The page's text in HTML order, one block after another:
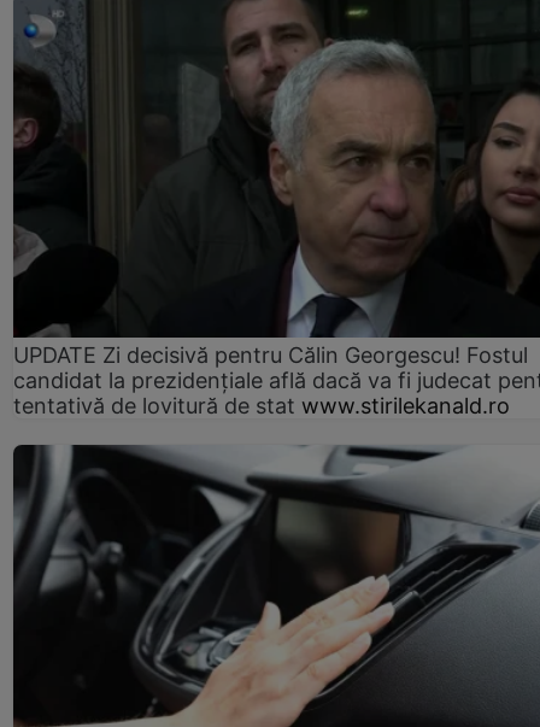
UPDATE Zi decisivă pentru Călin Georgescu! Fostul
candidat la prezidențiale află dacă va fi judecat
tentativă de lovitură de stat www.stirilekanald.ro